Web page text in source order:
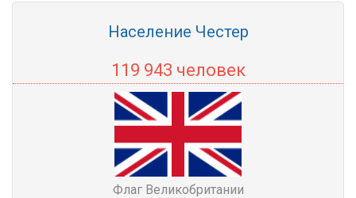
Население Честер
119 943 человек
Флаг Великобритании